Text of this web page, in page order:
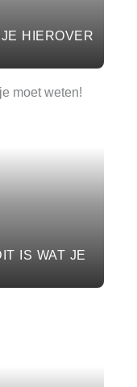
HIEROVER
IS WAT JE